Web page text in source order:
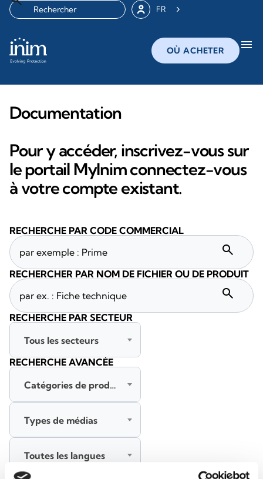
FR
OÙ ACHETER menu
Documentation
Pour y accéder, inscrivez-vous sur
le portail MyInim connectez-vous
à votre compte existant.
RECHERCHE PAR CODE COMMERCIAL
search
RECHERCHER PAR NOM DE FICHIER OU DE PRODUIT
search
RECHERCHE PAR SECTEUR
Tous les secteurs
RECHERCHE AVANCÉE
Catégories de produits
Types de médias
Toutes les langues